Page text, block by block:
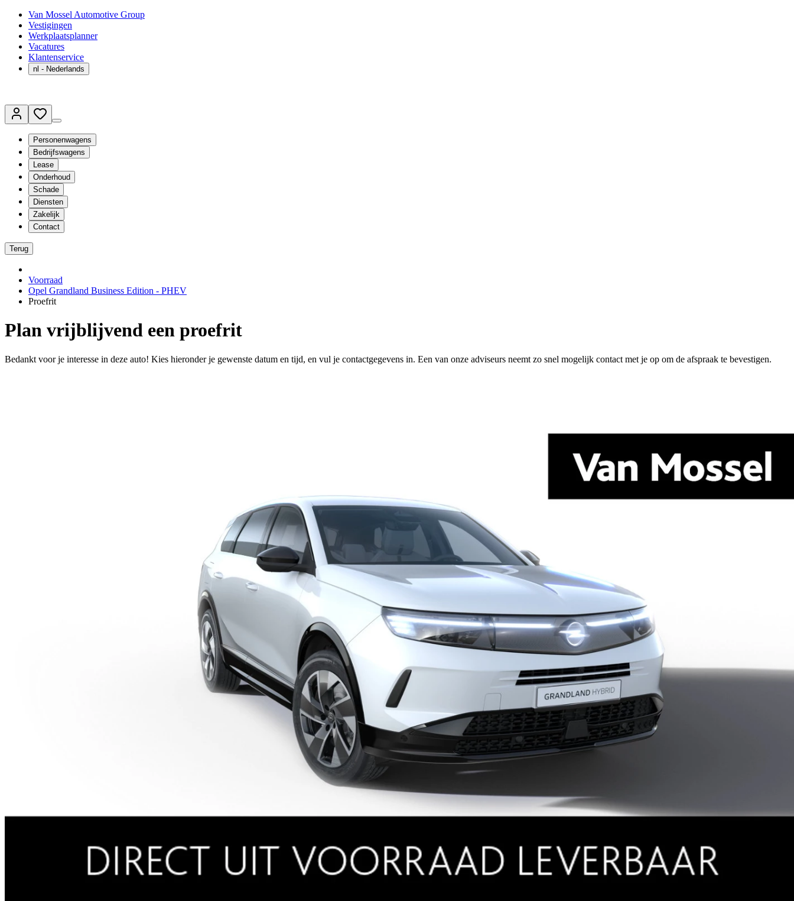
Van Mossel Automotive Group
Vestigingen
Werkplaatsplanner
Vacatures
Klantenservice
nl - Nederlands
Personenwagens
Bedrijfswagens
Lease
Onderhoud
Schade
Diensten
Zakelijk
Contact
Terug
Voorraad
Opel Grandland Business Edition - PHEV
Proefrit
Plan vrijblijvend een proefrit
Bedankt voor je interesse in deze auto! Kies hieronder je gewenste datum en tijd, en vul je contactgegevens in. Een van onze adviseurs neemt zo snel mogelijk contact met je op om de afspraak te bevestigen.